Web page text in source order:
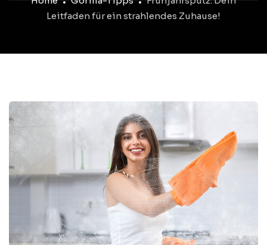
Leitfaden für ein strahlendes Zuhause!